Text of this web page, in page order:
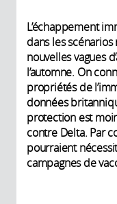
L’échappement
dans les
nouvelles vagues
l’automne. On
propriétés de
données
protection est
contre Delta. Par
pourraient
campagnes de